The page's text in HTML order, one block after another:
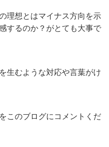
理想とはマイナス方向を示
するのか？がとても大事で
生むような対応や言葉がけ
このブログにコメントくだ